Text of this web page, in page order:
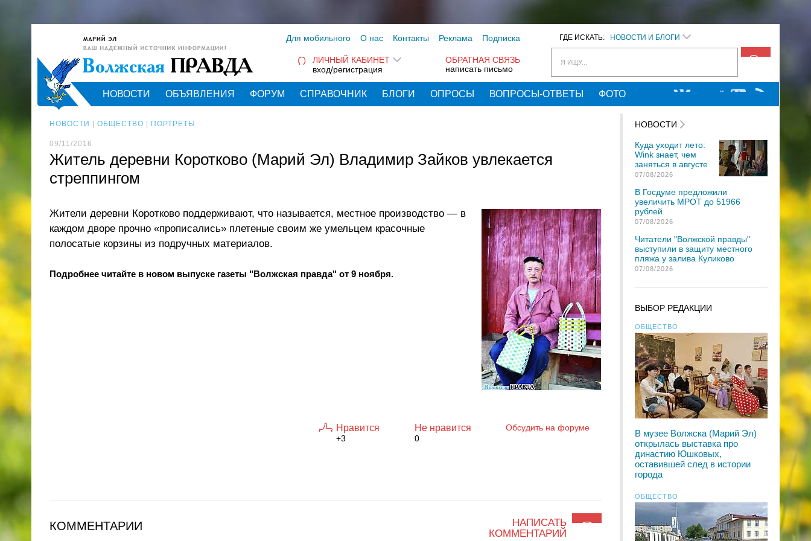
ГДЕ ИСКАТЬ: НОВОСТИ И БЛОГИ
Я ИЩУ...
Для мобильного О нас Контакты Реклама Подписка
ОБРАТНАЯ СВЯЗЬ
написать письмо
ЛИЧНЫЙ КАБИНЕТ
вход/регистрация
НОВОСТИ ОБЪЯВЛЕНИЯ ФОРУМ СПРАВОЧНИК БЛОГИ ОПРОСЫ ВОПРОСЫ-ОТВЕТЫ ФОТО
НОВОСТИ ОБЩЕСТВО ПОРТРЕТЫ
09/11/2016
Житель деревни Коротково (Марий Эл) Владимир Зайков увлекается
стреппингом
Жители деревни Коротково поддерживают, что называется, местное производство — в
каждом дворе прочно «прописались» плетеные своим же умельцем красочные
полосатые корзины из подручных материалов.
Подробнее читайте в новом выпуске газеты "Волжская правда" от 9 ноября.
Нравится
+3
Не нравится
0
Обсудить на форуме
НАПИСАТЬ
КОММЕНТАРИЙ
КОММЕНТАРИИ
НОВОСТИ
Куда уходит лето:
Wink знает, чем
заняться в августе
07/08/2026
В Госдуме предложили
увеличить МРОТ до 51966
рублей
07/08/2026
Читатели "Волжской правды"
выступили в защиту местного
пляжа у залива Куликово
07/08/2026
ВЫБОР РЕДАКЦИИ
ОБЩЕСТВО
В музее Волжска (Марий Эл)
открылась выставка про
династию Юшковых,
оставившей след в истории
города
ОБЩЕСТВО